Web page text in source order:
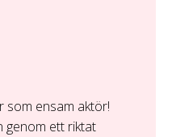
som ensam aktör!
genom ett riktat